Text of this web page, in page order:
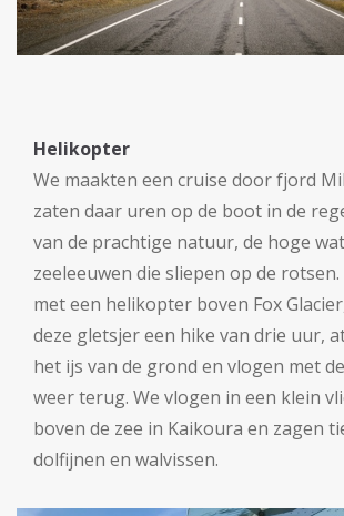
Helikopter
We maakten een cruise door fjord
zaten daar uren op de boot in de
van de prachtige natuur, de hoge
zeeleeuwen die sliepen op de
met een helikopter boven Fox
deze gletsjer een hike van drie uur,
het ijs van de grond en vlogen met
weer terug. We vlogen in een klein
boven de zee in Kaikoura en zagen
dolfijnen en walvissen.